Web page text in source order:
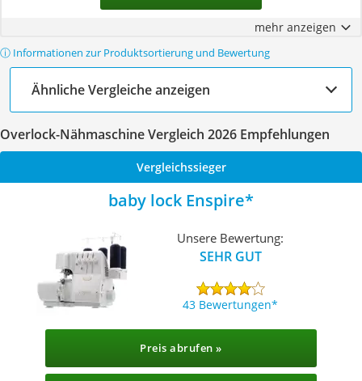
mehr anzeigen
ⓘ Informationen zur Produktsortierung und Bewertung
Ähnliche Vergleiche anzeigen
Overlock-Nähmaschine Vergleich 2026 Empfehlungen
Vergleichssieger
baby lock Enspire
Unsere Bewertung:
SEHR GUT
43 Bewertungen
Preis abrufen »